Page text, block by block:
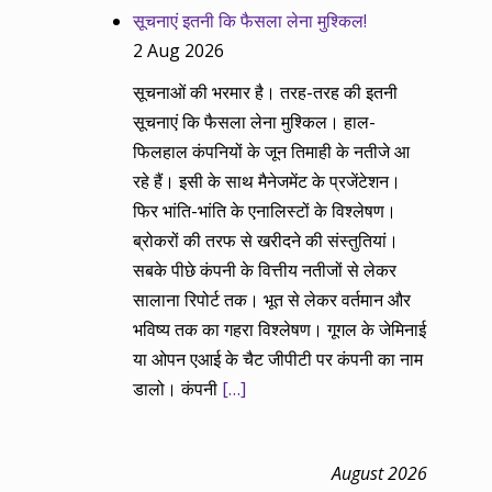
सूचनाएं इतनी कि फैसला लेना मुश्किल!
2 Aug 2026
सूचनाओं की भरमार है। तरह-तरह की इतनी
सूचनाएं कि फैसला लेना मुश्किल। हाल-
फिलहाल कंपनियों के जून तिमाही के नतीजे आ
रहे हैं। इसी के साथ मैनेजमेंट के प्रजेंटेशन।
फिर भांति-भांति के एनालिस्टों के विश्लेषण।
ब्रोकरों की तरफ से खरीदने की संस्तुतियां।
सबके पीछे कंपनी के वित्तीय नतीजों से लेकर
सालाना रिपोर्ट तक। भूत से लेकर वर्तमान और
भविष्य तक का गहरा विश्लेषण। गूगल के जेमिनाई
या ओपन एआई के चैट जीपीटी पर कंपनी का नाम
डालो। कंपनी […]
August 2026